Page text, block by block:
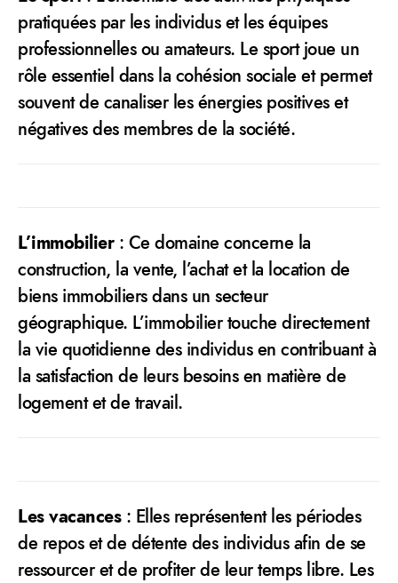
pratiquées par les individus et les équipes
professionnelles ou amateurs. Le sport joue un
rôle essentiel dans la cohésion sociale et permet
souvent de canaliser les énergies positives et
négatives des membres de la société.
L’immobilier: Ce domaine concerne la
construction, la vente, l’achat et la location de
biens immobiliers dans un secteur
géographique. L’immobilier touche directement
la vie quotidienne des individus en contribuant à
la satisfaction de leurs besoins en matière de
logement et de travail.
Les vacances: Elles représentent les périodes
de repos et de détente des individus afin de se
ressourcer et de profiter de leur temps libre. Les